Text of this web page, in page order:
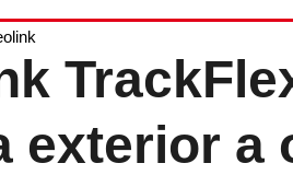
exterior a